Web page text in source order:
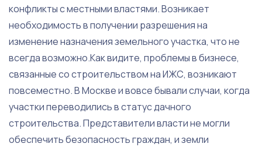
конфликты с местными властями. Возникает
необходимость в получении разрешения на
изменение назначения земельного участка, что не
всегда возможно.Как видите, проблемы в бизнесе,
связанные со строительством на ИЖС, возникают
повсеместно. В Москве и вовсе бывали случаи, когда
участки переводились в статус дачного
строительства. Представители власти не могли
обеспечить безопасность граждан, и земли